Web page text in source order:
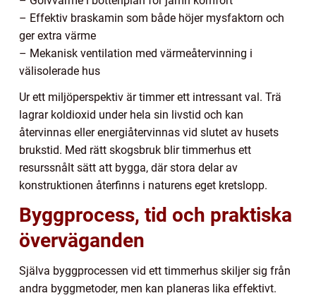
– Effektiv braskamin som både höjer mysfaktorn och
ger extra värme
– Mekanisk ventilation med värmeåtervinning i
välisolerade hus
Ur ett miljöperspektiv är timmer ett intressant val. Trä
lagrar koldioxid under hela sin livstid och kan
återvinnas eller energiåtervinnas vid slutet av husets
brukstid. Med rätt skogsbruk blir timmerhus ett
resurssnålt sätt att bygga, där stora delar av
konstruktionen återfinns i naturens eget kretslopp.
Byggprocess, tid och praktiska
överväganden
Själva byggprocessen vid ett timmerhus skiljer sig från
andra byggmetoder, men kan planeras lika effektivt.